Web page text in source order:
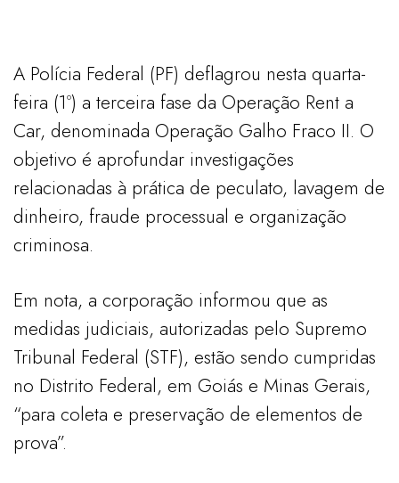
A Polícia Federal (PF) deflagrou nesta quarta-
feira (1º) a terceira fase da Operação Rent a
Car, denominada Operação Galho Fraco II. O
objetivo é aprofundar investigações
relacionadas à prática de peculato, lavagem de
dinheiro, fraude processual e organização
criminosa.
Em nota, a corporação informou que as
medidas judiciais, autorizadas pelo Supremo
Tribunal Federal (STF), estão sendo cumpridas
no Distrito Federal, em Goiás e Minas Gerais,
“para coleta e preservação de elementos de
prova”.